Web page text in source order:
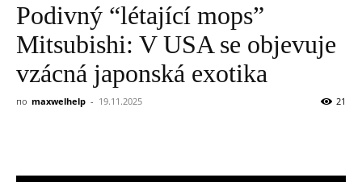
Podivný “létající mops”
Mitsubishi: V USA se objevuje
vzácná japonská exotika
по maxwelhelp - 19.11.2025 21